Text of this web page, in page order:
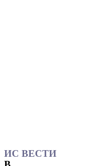
ИС ВЕСТИ